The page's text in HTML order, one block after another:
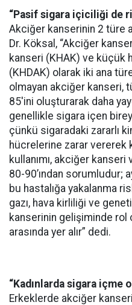
“Pasif sigara içiciliği de
Akciğer kanserinin 2 türe
Dr. Köksal, “Akciğer
kanseri (KHAK) ve küçük
(KHDAK) olarak iki ana
olmayan akciğer kanseri,
85'ini oluşturarak daha
genellikle sigara içen
çünkü sigaradaki zararlı
hücrelerine zarar vererek
kullanımı, akciğer kanseri
80-90’ından sorumludur;
bu hastalığa yakalanma
gazı, hava kirliliği ve
kanserinin gelişiminde rol
arasında yer alır” dedi.
“Kadınlarda sigara içme
Erkeklerde akciğer